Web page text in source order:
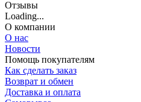
Отзывы
Loading...
О компании
О нас
Новости
Помощь покупателям
Как сделать заказ
Возврат и обмен
Доставка и оплата